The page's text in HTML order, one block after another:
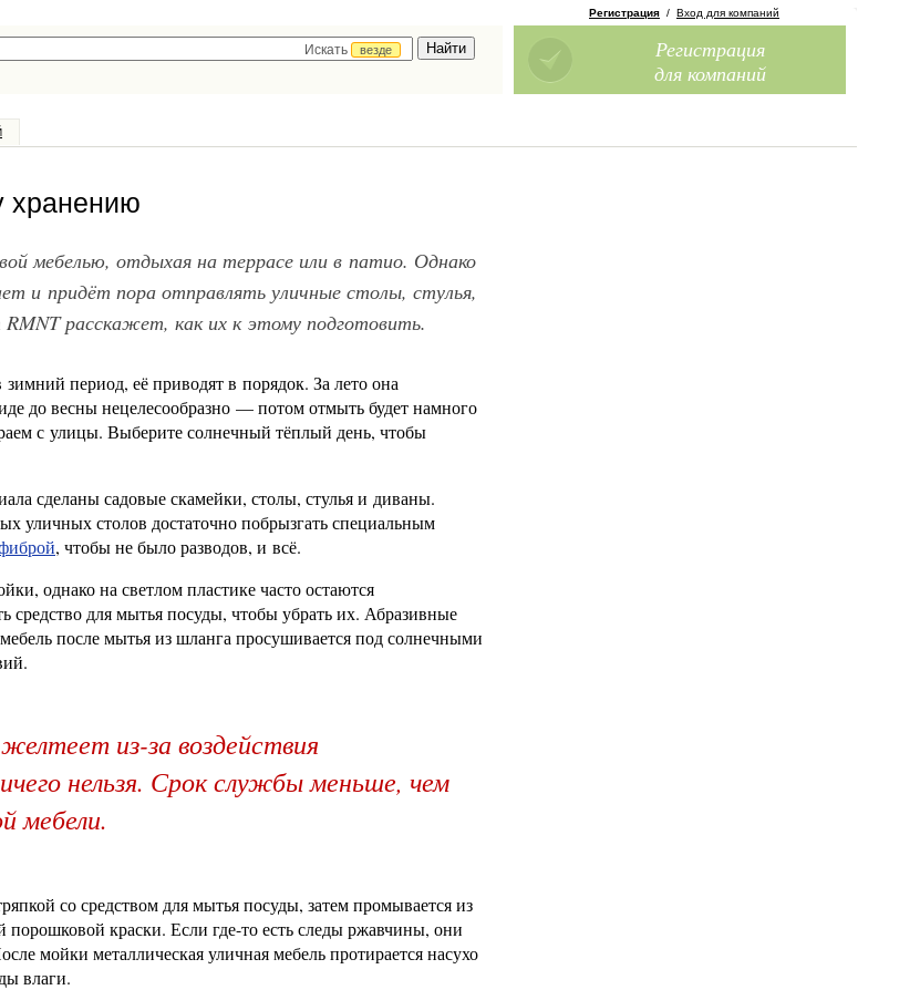
Искать
везде
Регистрация / Вход для компаний
Регистрация
для компаний
хранению
мебелью, отдыхая на террасе или в патио. Однако
и придёт пора отправлять уличные столы, стулья,
расскажет, как их к этому подготовить.
период, её приводят в порядок. За лето она
до весны нецелесообразно — потом отмыть будет намного
с улицы. Выберите солнечный тёплый день, чтобы
сделаны садовые скамейки, столы, стулья и диваны.
столов достаточно побрызгать специальным
, чтобы не было разводов, и всё.
однако на светлом пластике часто остаются
средство для мытья посуды, чтобы убрать их. Абразивные
после мытья из шланга просушивается под солнечными
из-за воздействия
нельзя. Срок службы меньше, чем
мебели.
со средством для мытья посуды, затем промывается из
краски. Если где-то есть следы ржавчины, они
мойки металлическая уличная мебель протирается насухо
влаги.